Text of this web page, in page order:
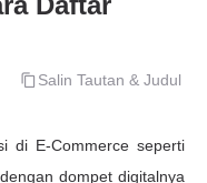
Salin Tautan & Judul